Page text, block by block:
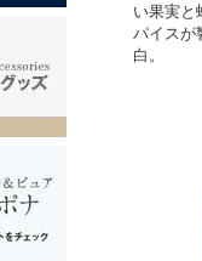
い果実と
パイスが
白。